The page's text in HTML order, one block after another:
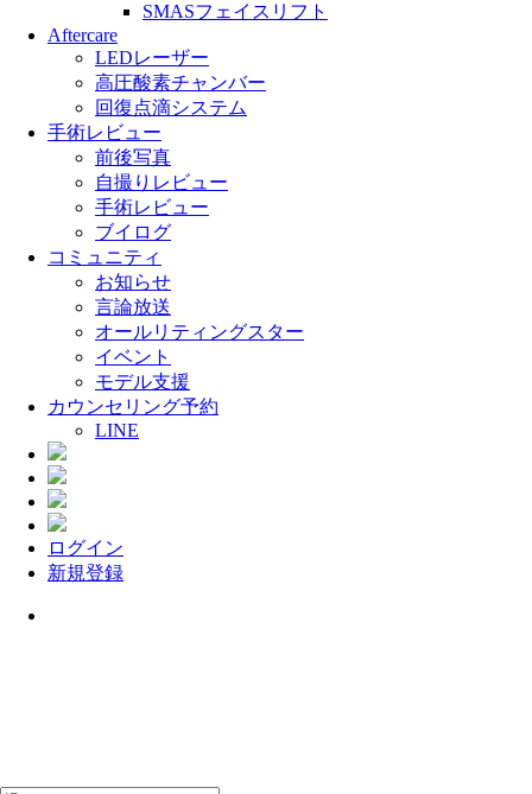
SMASフェイスリフト
Aftercare
LEDレーザー
高圧酸素チャンバー
回復点滴システム
手術レビュー
前後写真
自撮りレビュー
手術レビュー
ブイログ
コミュニティ
お知らせ
言論放送
オールリティングスター
イベント
モデル支援
カウンセリング予約
LINE
ログイン
新規登録